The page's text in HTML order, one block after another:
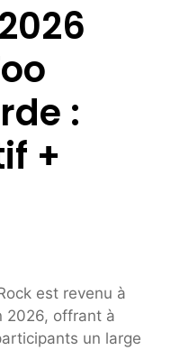
:
+
est revenu à
2026, offrant à
un large